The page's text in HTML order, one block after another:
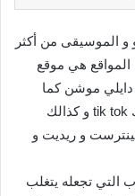
الموسيقى من أكثر
المواقع هي موقع
دايلي موشن كما
يسمح بتحميل مقاطع فيديو من تطبيق تيك توك tik tok و كذالك
و ريديت و
التي تجعله يتغلب